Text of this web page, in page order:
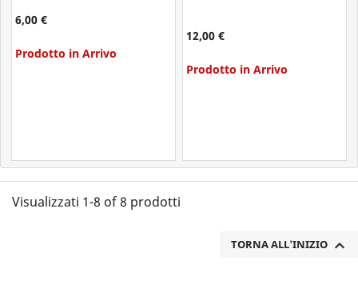
6,00 €
Prodotto in Arrivo
12,00 €
Prodotto in Arrivo
Visualizzati 1-8 of 8 prodotti
TORNA ALL'INIZIO 